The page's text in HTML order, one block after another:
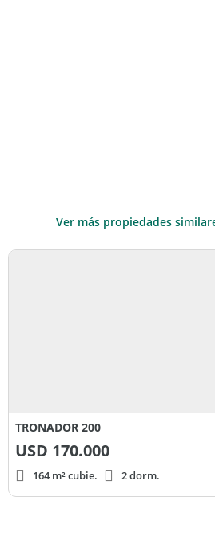
Ver más propiedades
TRONADOR 200
USD 170.000
164 m² cubie. 2 dorm.